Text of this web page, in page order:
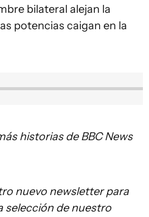
bilateral alejan la
potencias caigan en la
historias de BBC News
nuevo newsletter para
selección de nuestro